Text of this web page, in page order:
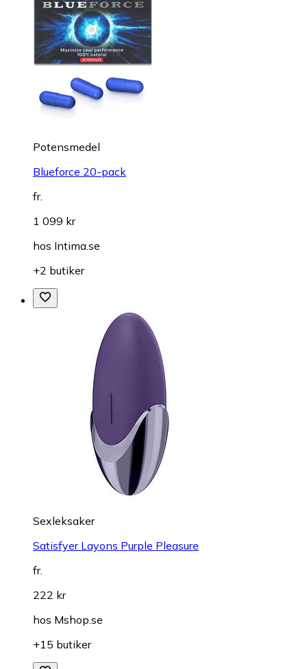
Potensmedel
Blueforce 20-pack
fr.
1 099 kr
hos Intima.se
+2 butiker
Sexleksaker
Satisfyer Layons Purple Pleasure
fr.
222 kr
hos Mshop.se
+15 butiker